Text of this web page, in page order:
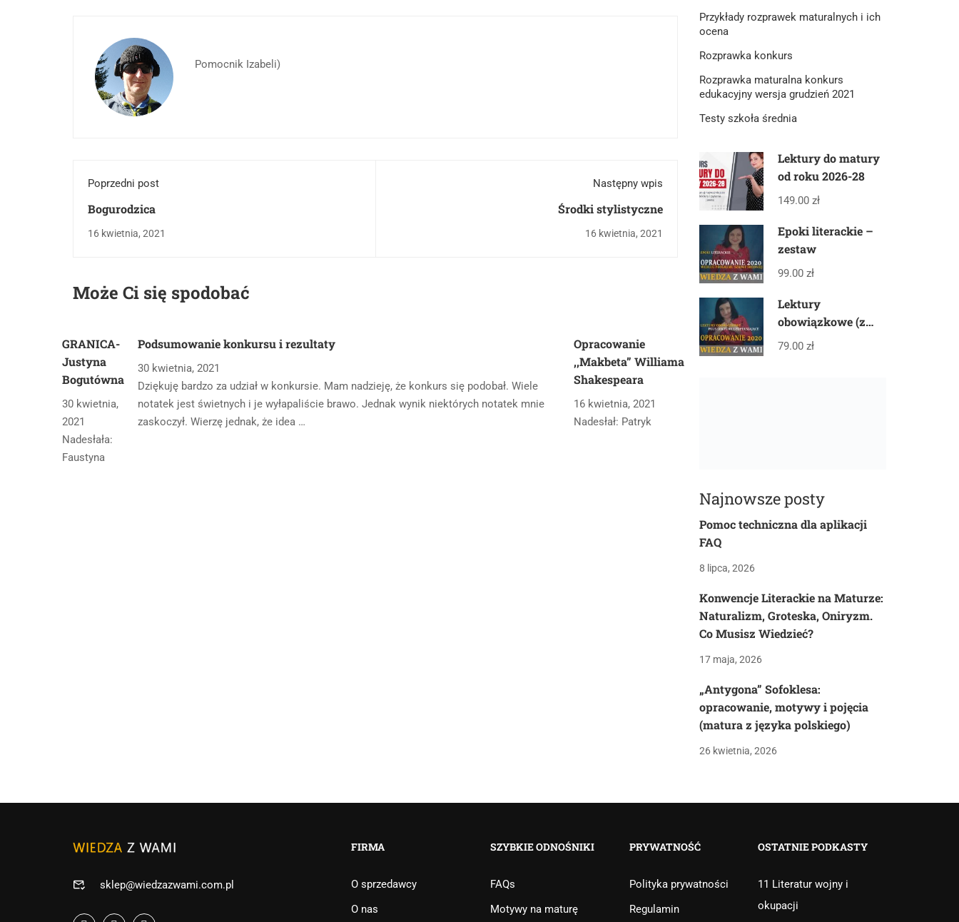
Pomocnik Izabeli)
Poprzedni post
Bogurodzica
16 kwietnia, 2021
Następny wpis
Środki stylistyczne
16 kwietnia, 2021
Może Ci się spodobać
GRANICA-
Justyna
Bogutówna
30 kwietnia,
2021
Nadesłała:
Faustyna
Podsumowanie konkursu i rezultaty
30 kwietnia, 2021
Dziękuję bardzo za udział w konkursie. Mam nadzieję, że konkurs się podobał. Wiele
notatek jest świetnych i je wyłapaliście brawo. Jednak wynik niektórych notatek mnie
zaskoczył. Wierzę jednak, że idea …
Opracowanie
,,Makbeta” Williama
Shakespeara
16 kwietnia, 2021
Nadesłał: Patryk
Przykłady rozprawek maturalnych i ich
ocena
Rozprawka konkurs
Rozprawka maturalna konkurs
edukacyjny wersja grudzień 2021
Testy szkoła średnia
Lektury do matury
od roku 2026-28
149.00 zł
Epoki literackie –
zestaw
99.00 zł
Lektury
obowiązkowe (z
gwiazdką) plus
79.00 zł
Najnowsze posty
Pomoc techniczna dla aplikacji
FAQ
8 lipca, 2026
Konwencje Literackie na Maturze:
Naturalizm, Groteska, Oniryzm.
Co Musisz Wiedzieć?
17 maja, 2026
„Antygona” Sofoklesa:
opracowanie, motywy i pojęcia
(matura z języka polskiego)
26 kwietnia, 2026
sklep@wiedzazwami.com.pl
FIRMA
O sprzedawcy
O nas
SZYBKIE ODNOŚNIKI
FAQs
Motywy na maturę
PRYWATNOŚĆ
Polityka prywatności
Regulamin
OSTATNIE PODKASTY
11 Literatur wojny i
okupacji